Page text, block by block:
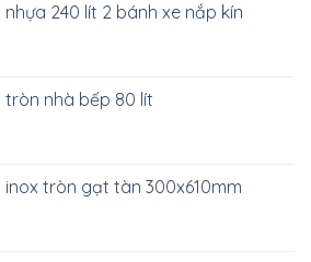
240 lít 2 bánh xe nắp kín
tròn nhà bếp 80 lít
inox tròn gạt tàn 300x610mm